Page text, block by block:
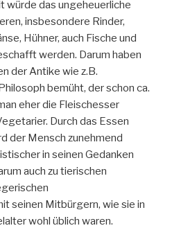
würde das ungeheuerliche
insbesondere Rinder,
Hühner, auch Fische und
werden. Darum haben
der Antike wie z.B.
bemüht, der schon ca.
eher die Fleischesser
Durch das Essen
der Mensch zunehmend
in seinen Gedanken
auch zu tierischen
seinen Mitbürgern, wie sie in
wohl üblich waren.